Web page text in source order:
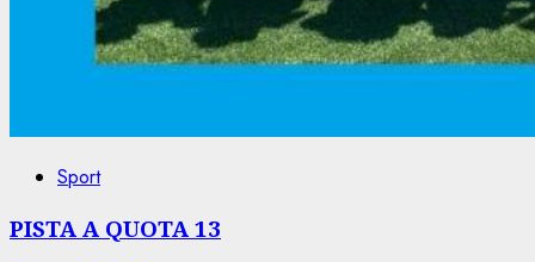
Sport
PISTA A QUOTA 13